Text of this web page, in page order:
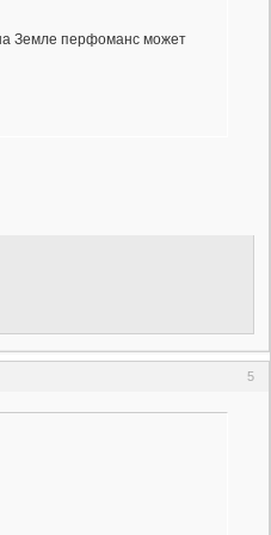
Земле перфоманс может
5